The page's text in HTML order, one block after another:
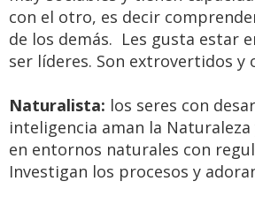
con el otro, es decir
de los demás. Les gusta estar
ser líderes. Son extrovertidos y
Naturalista: los seres con
inteligencia aman la
en entornos naturales con
Investigan los procesos y